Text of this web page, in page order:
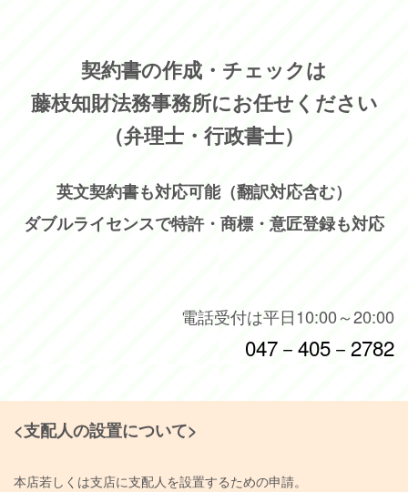
契約書の作成・チェックは
藤枝知財法務事務所にお任せください
（弁理士・行政書士）
英文契約書も対応可能（翻訳対応含む）
ダブルライセンスで特許・商標・意匠登録も対応
電話受付は平日10:00～20:00
047－405－2782
<支配人の設置について>
本店若しくは支店に支配人を設置するための申請。